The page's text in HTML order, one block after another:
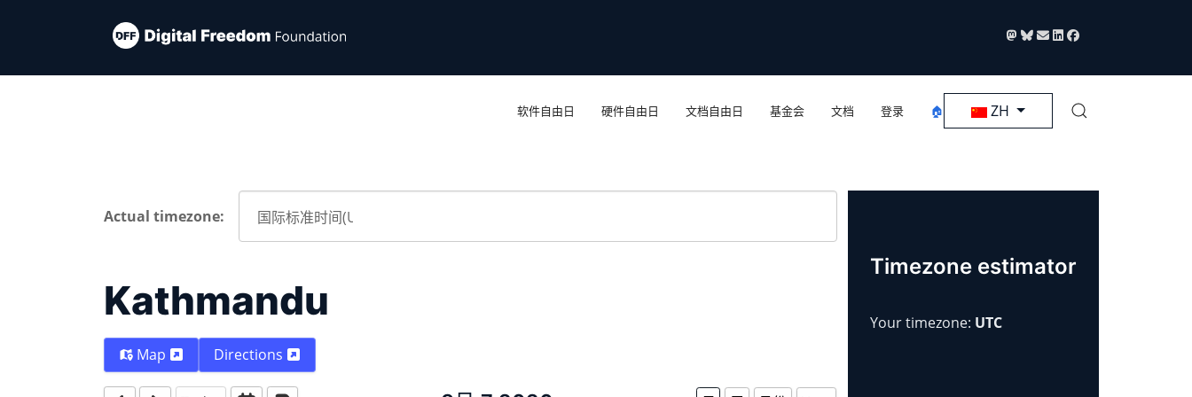
软件自由日 硬件自由日 文档自由日 基金会 文档 登录 🏠 选择你的语音
ZH
Actual timezone:
Kathmandu
Map Directions
Timezone estimator
Your timezone: UTC